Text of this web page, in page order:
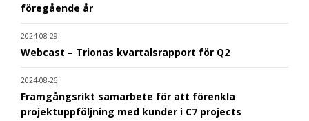
föregående år
2024-08-29
Webcast – Trionas kvartalsrapport för Q2
2024-08-26
Framgångsrikt samarbete för att förenkla
projektuppföljning med kunder i C7 projects